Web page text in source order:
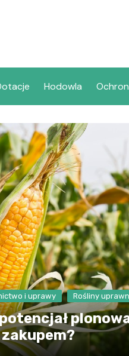
Hodowla
i uprawy Rośliny